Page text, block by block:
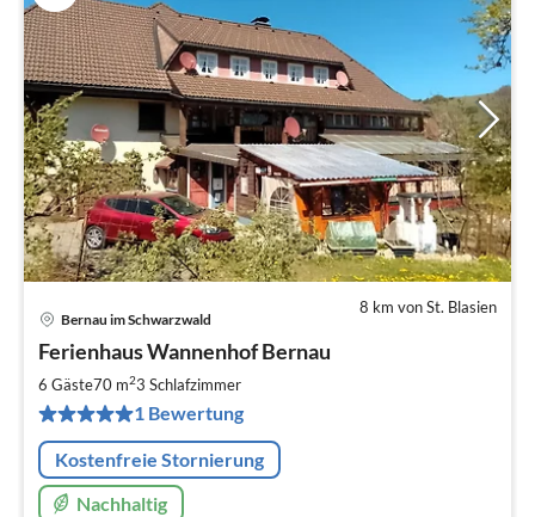
8 km von St. Blasien
Bernau im Schwarzwald
Ferienhaus Wannenhof Bernau
6 Gäste70 m23 Schlafzimmer
1 Bewertung
Kostenfreie Stornierung
Nachhaltig